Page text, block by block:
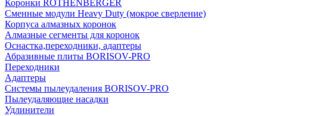
Коронки ROTHENBERGER
Сменные модули Heavy Duty (мокрое сверление)
Корпуса алмазных коронок
Алмазные сегменты для коронок
Оснастка,переходники, адаптеры
Абразивные плиты BORISOV-PRO
Переходники
Адаптеры
Системы пылеудаления BORISOV-PRO
Пылеудаляющие насадки
Удлинители